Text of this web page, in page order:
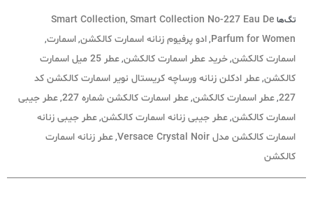
تگ‌ها Smart Collection, Smart Collection No-227 Eau De
Parfum for Women
,ادو پرفیوم زنانه اسمارت کالکشن,اسمارت,
اسمارت کالکشن,خرید عطر اسمارت کالکشن,
عطر 25 میل اسمارت
کالکشن,عطر ادکلن زنانه ورساچه کریستال نویر اسمارت کالکشن کد
227
,عطر اسمارت کالکشن,عطر اسمارت کالکشن شماره 227 ,عطر جیبی
اسمارت کالکشن,عطر جیبی زنانه اسمارت کالکشن,عطر جیبی زنانه
اسمارت کالکشن مدل Versace Crystal Noir
,عطر زنانه اسمارت
کالکشن